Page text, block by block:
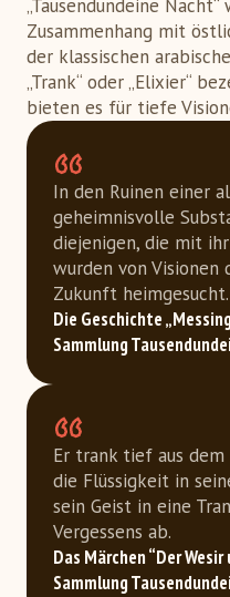
„Tausendundeine
Zusammenhang mit
der klassischen
„Trank“ oder „Elixier“
bieten es für tiefe
In den Ruinen einer
geheimnisvolle
diejenigen, die mit
wurden von Visionen
Zukunft heimgesucht.
Die Geschichte
Sammlung
Er trank tief aus dem
die Flüssigkeit in
sein Geist in eine
Vergessens ab.
Das Märchen “Der
Sammlung